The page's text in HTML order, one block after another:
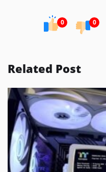
0 0
Related Post